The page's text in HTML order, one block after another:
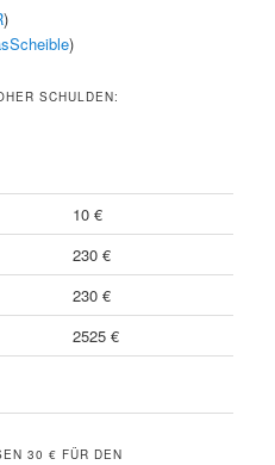
)
)
SCHULDEN:
10 €
230 €
230 €
2525 €
30 € FÜR DEN